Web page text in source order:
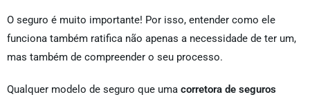
O seguro é muito importante! Por isso, entender como ele
funciona também ratifica não apenas a necessidade de ter um,
mas também de compreender o seu processo.
Qualquer modelo de seguro que uma corretora de seguros